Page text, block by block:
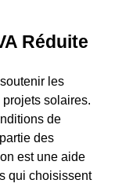
Réduite
les
solaires.
de
des
est une aide
qui choisissent